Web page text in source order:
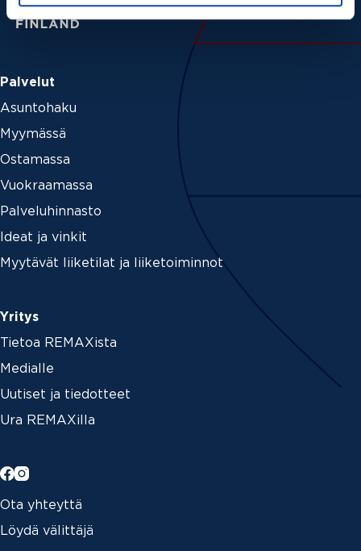
Palvelut
Asuntohaku
Myymässä
Ostamassa
Vuokraamassa
Palveluhinnasto
Ideat ja vinkit
Myytävät liiketilat ja liiketoiminnot
Yritys
Tietoa REMAXista
Medialle
Uutiset ja tiedotteet
Ura REMAXilla
Ota yhteyttä
Löydä välittäjä